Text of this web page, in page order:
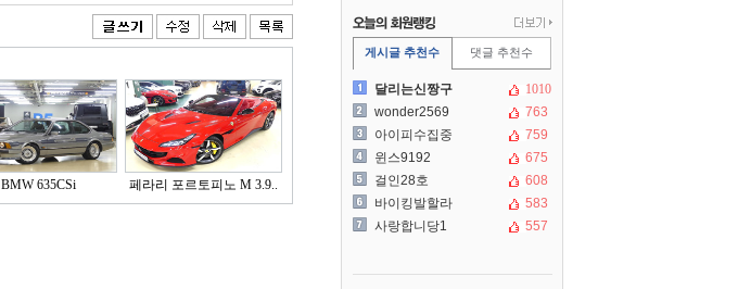
BMW 635CSi 페라리 포르토피노 M 3.9..
게시글 추천수 댓글 추천수
달리는신짱구
1010
wonder2569
763
아이피수집중
759
윈스9192
675
걸인28호
608
바이킹발할라
583
사랑합니당1
557